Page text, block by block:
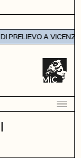
PRELIEVO A VICENZA